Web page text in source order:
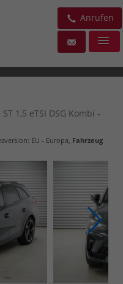
Anrufen
ST 1,5 eTSI DSG Kombi -
EU - Europa, Fahrzeug